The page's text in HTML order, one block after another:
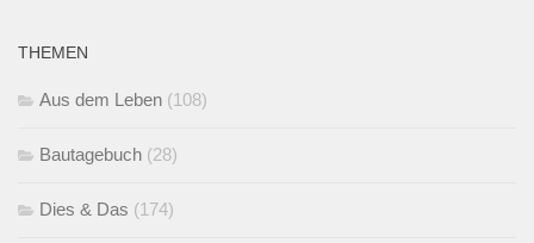
THEMEN
Aus dem Leben (108)
Bautagebuch (28)
Dies & Das (174)